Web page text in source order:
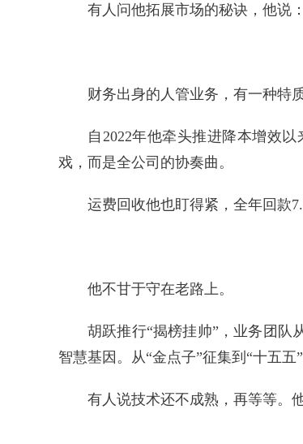
有人问他拓展市场的秘诀，他说
财务出身的人管业务，有一种特
自2022年他牵头推进降本增效
戏，而是全公司的协奏曲。
运费回收他也盯得紧，全年回款
他不甘于守在老路上。
胡跃推行“揭榜挂帅”，业务团队
智慧基因。从“金点子”征集到“十五五
有人说技术还不成熟，再等等。